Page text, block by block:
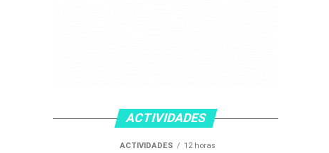
ACTIVIDADES
ACTIVIDADES 12 horas